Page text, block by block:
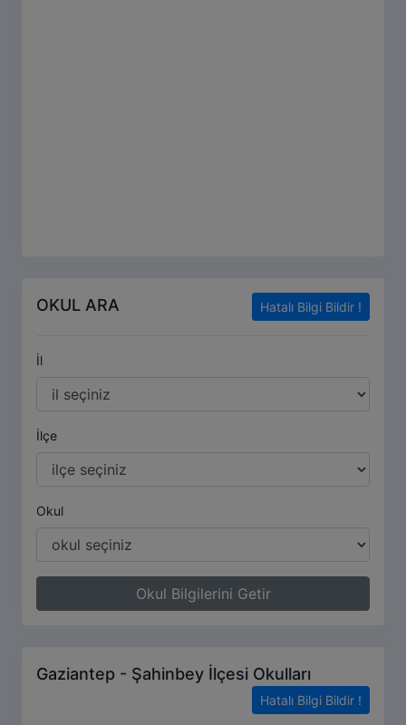
OKUL ARA Hatalı Bilgi Bildir !
İl
İlçe
Okul
Okul Bilgilerini Getir
Gaziantep - Şahinbey İlçesi Okulları
Hatalı Bilgi Bildir !